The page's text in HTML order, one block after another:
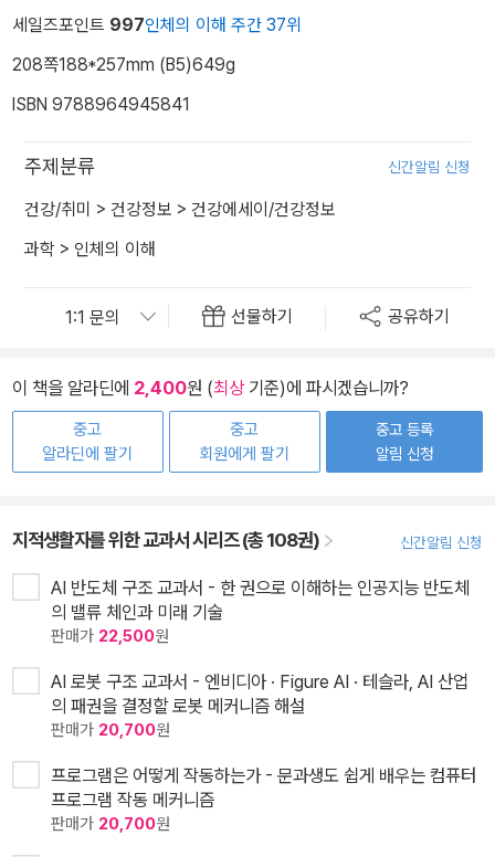
세일즈포인트 997인체의 이해 주간 37위
208쪽188*257mm (B5)649g
ISBN 9788964945841
주제분류 신간알림 신청
건강/취미 > 건강정보 > 건강에세이/건강정보
과학 > 인체의 이해
선물하기 공유하기
이 책을 알라딘에 2,400원 (최상기준)에 파시겠습니까?
중고
알라딘에 팔기
중고
회원에게 팔기
중고 등록
알림 신청
지적생활자를 위한 교과서 시리즈 (총 108권) 신간알림 신청
AI 반도체 구조 교과서 - 한 권으로 이해하는 인공지능 반도체
의 밸류 체인과 미래 기술
판매가 22,500원
AI 로봇 구조 교과서 - 엔비디아 · Figure AI · 테슬라, AI 산업
의 패권을 결정할 로봇 메커니즘 해설
판매가 20,700원
프로그램은 어떻게 작동하는가 - 문과생도 쉽게 배우는 컴퓨터
프로그램 작동 메커니즘
판매가 20,700원